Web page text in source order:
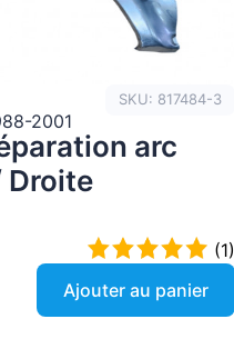
SKU: 817484-3
2001
arc
Droite
(1)
Ajouter au panier